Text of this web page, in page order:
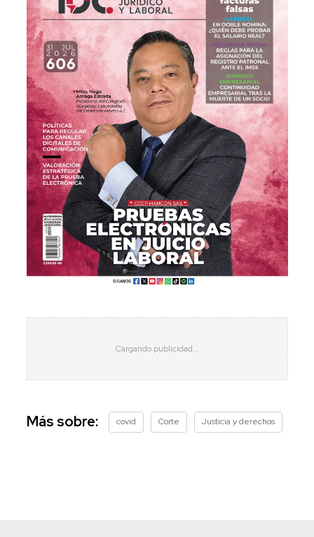
Más sobre: covid Corte Justicia y derechos